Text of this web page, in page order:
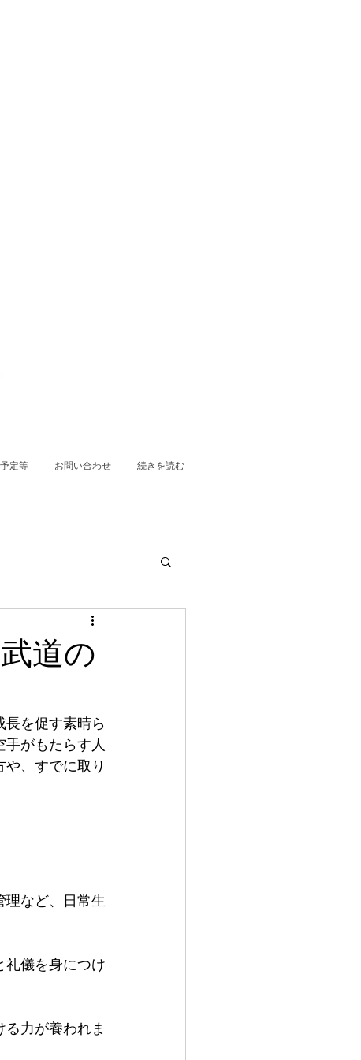
定等 お問い合わせ 続きを読む
道の
を促す素晴ら
がもたらす人
、すでに取り
理など、日常生
礼儀を身につけ
力が養われま